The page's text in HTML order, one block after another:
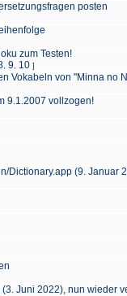
posten
zum Testen!
9 10 ]
Vokabeln von "Minna no
9.1.2007 vollzogen!
Dictionary.app (9. Januar
Juni 2022), nun wieder